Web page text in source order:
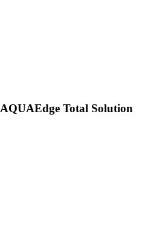
AQUAEdge Total Solution